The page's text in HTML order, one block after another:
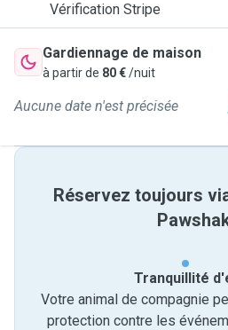
Vérification Stripe
Gardiennage de maison
à partir de 80 €/nuit
Aucune date n'est précisée
Réservez toujours
Tranquillité
Votre animal de compagnie
protection contre les